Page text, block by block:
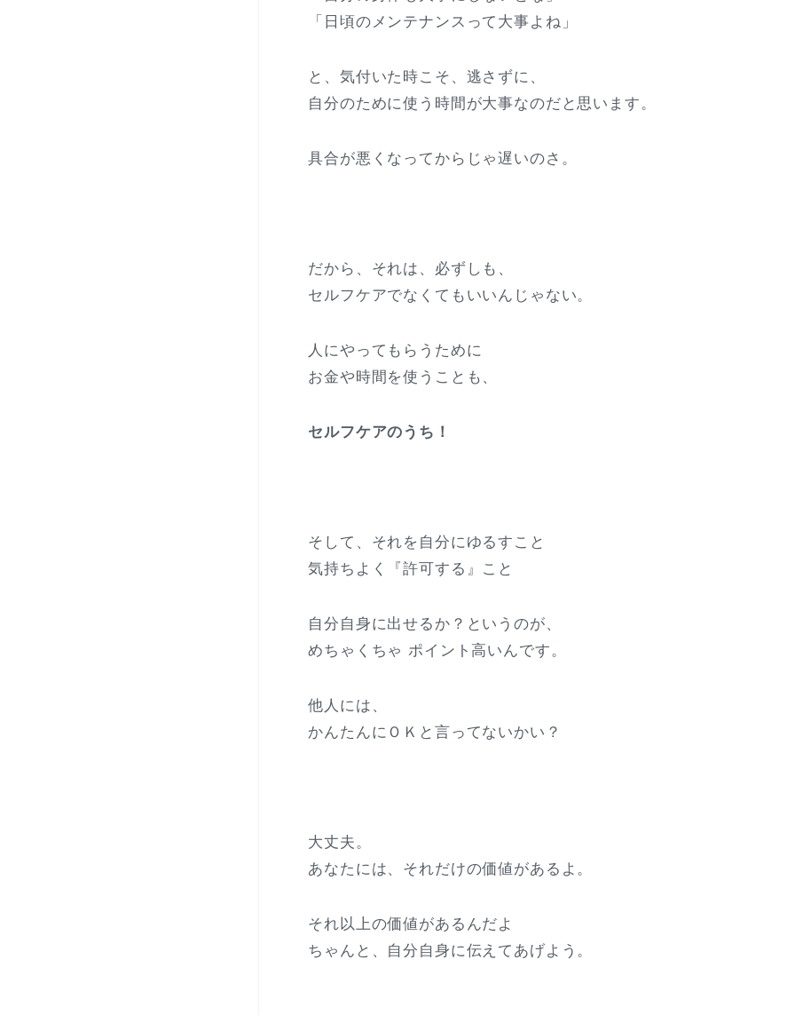
「日頃のメンテナンスって大事よね」
と、気付いた時こそ、逃さずに、
自分のために使う時間が大事なのだと思います。
具合が悪くなってからじゃ遅いのさ。
だから、それは、必ずしも、
セルフケアでなくてもいいんじゃない。
人にやってもらうために
お金や時間を使うことも、
セルフケアのうち！
そして、それを自分にゆるすこと
気持ちよく『許可する』こと
自分自身に出せるか？というのが、
めちゃくちゃ ポイント高いんです。
他人には、
かんたんにＯＫと言ってないかい？
大丈夫。
あなたには、それだけの価値があるよ。
それ以上の価値があるんだよ
ちゃんと、自分自身に伝えてあげよう。